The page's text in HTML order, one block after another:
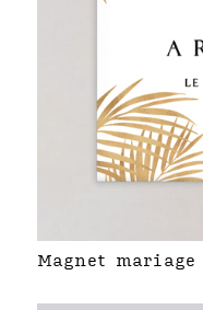
Magnet mariage